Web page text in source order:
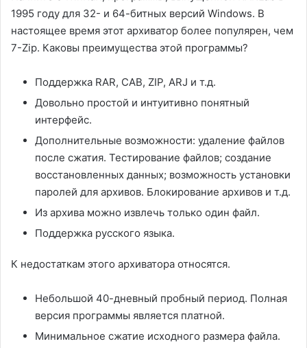
1995 году для 32- и 64-битных версий Windows. В
настоящее время этот архиватор более популярен, чем
7-Zip. Каковы преимущества этой программы?
Поддержка RAR, CAB, ZIP, ARJ и т.д.
Довольно простой и интуитивно понятный
интерфейс.
Дополнительные возможности: удаление файлов
после сжатия. Тестирование файлов; создание
восстановленных данных; возможность установки
паролей для архивов. Блокирование архивов и т.д.
Из архива можно извлечь только один файл.
Поддержка русского языка.
К недостаткам этого архиватора относятся.
Небольшой 40-дневный пробный период. Полная
версия программы является платной.
Минимальное сжатие исходного размера файла.